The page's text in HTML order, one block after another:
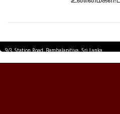
9/3, Station Road, Bambalapitiya, Sri Lanka.